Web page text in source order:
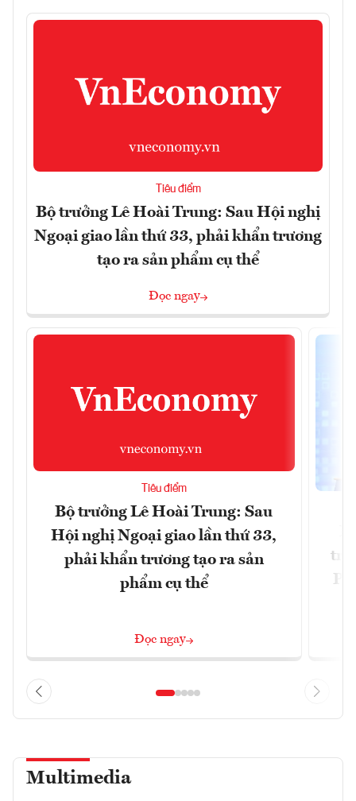
Tiêu điểm
Bộ trưởng Lê Hoài Trung: Sau Hội nghị
Ngoại giao lần thứ 33, phải khẩn trương
tạo ra sản phẩm cụ thể
Đọc ngay
Tiêu điểm
Bộ trưởng Lê Hoài Trung: Sau
Hội nghị Ngoại giao lần thứ 33,
phải khẩn trương tạo ra sản
phẩm cụ thể
Đọc ngay
Multimedia